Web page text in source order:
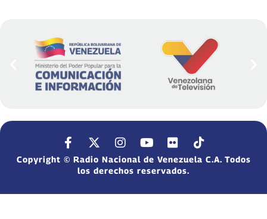
Copyright © Radio Nacional de Venezuela C.A. Todos
los derechos reservados.